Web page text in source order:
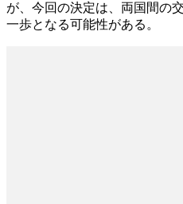
が、今回の決定は、両国間の
一歩となる可能性がある。